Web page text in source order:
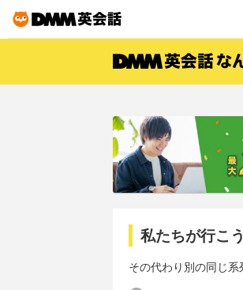
私たちが行こ
その代わり別の同じ系